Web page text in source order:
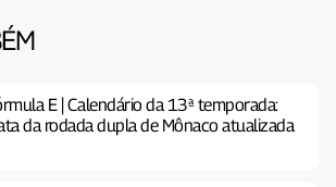
E | Calendário da 13ª temporada:
da rodada dupla de Mônaco atualizada